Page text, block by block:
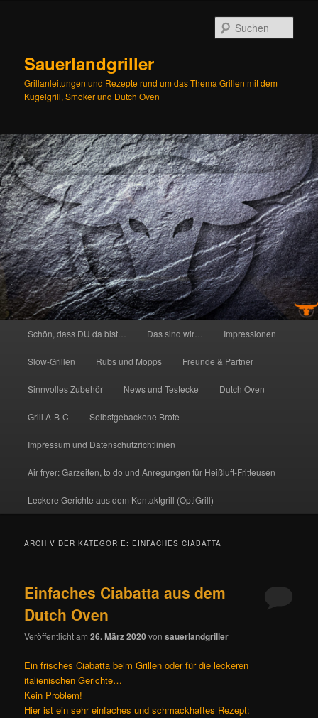
Sauerlandgriller
Grillanleitungen und Rezepte rund um das Thema Grillen mit dem
Kugelgrill, Smoker und Dutch Oven
Schön, dass DU da bist… Das sind wir… Impressionen
Slow-Grillen Rubs und Mopps Freunde & Partner
Sinnvolles Zubehör News und Testecke Dutch Oven
Grill A-B-C Selbstgebackene Brote
Impressum und Datenschutzrichtlinien
Air fryer: Garzeiten, to do und Anregungen für Heißluft-Fritteusen
Leckere Gerichte aus dem Kontaktgrill (OptiGrill)
ARCHIV DER KATEGORIE: EINFACHES CIABATTA
Einfaches Ciabatta aus dem
Dutch Oven
Veröffentlicht am26. März 2020vonsauerlandgriller
Ein frisches Ciabatta beim Grillen oder für die leckeren
italienischen Gerichte…
Kein Problem!
Hier ist ein sehr einfaches und schmackhaftes Rezept: